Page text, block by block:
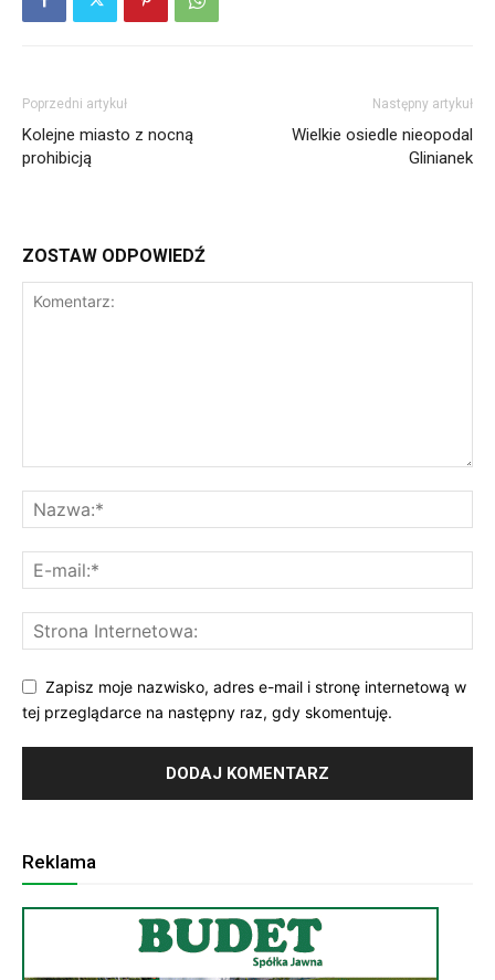
Poprzedni artykuł
Kolejne miasto z nocną
prohibicją
Następny artykuł
Wielkie osiedle nieopodal
Glinianek
ZOSTAW ODPOWIEDŹ
Zapisz moje nazwisko, adres e-mail i stronę internetową w
tej przeglądarce na następny raz, gdy skomentuję.
Reklama